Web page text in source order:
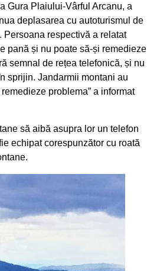
Gura Plaiului-Vârful Arcanu, a
deplasarea cu autoturismul de
Persoana respectivă a relatat
pană și nu poate să-și remedieze
semnal de rețea telefonică, și nu
sprijin. Jandarmii montani au
problema” a informat
să aibă asupra lor un telefon
echipat corespunzător cu roată